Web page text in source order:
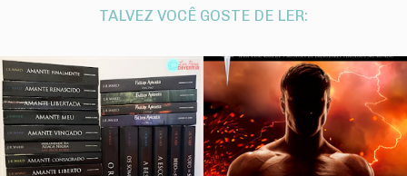
TALVEZ VOCÊ GOSTE DE LER: